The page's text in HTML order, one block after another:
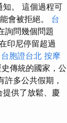
知。 這個過程可
會被拒絕。 台
詢問幾個問題
印尼停留超過
台胞證台北 按摩
傳統的國家，公
多公共假期，
供了放鬆、慶